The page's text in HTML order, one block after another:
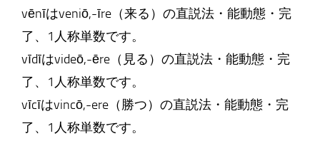
vēnīはveniō,-īre（来る）の直説法・能動態・完
了、1人称単数です。
vīdīはvideō,-ēre（見る）の直説法・能動態・完
了、1人称単数です。
vīcīはvincō,-ere（勝つ）の直説法・能動態・完
了、1人称単数です。